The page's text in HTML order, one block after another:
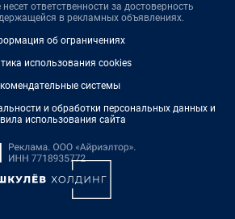
ответственности за достоверность
в рекламных объявлениях.
об ограничениях
использования cookies
системы
и обработки персональных данных и
использования сайта